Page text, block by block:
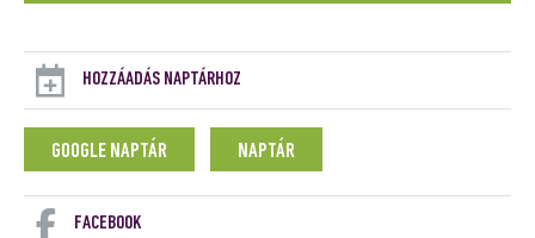
HOZZÁADÁS NAPTÁRHOZ
GOOGLE NAPTÁR NAPTÁR
FACEBOOK